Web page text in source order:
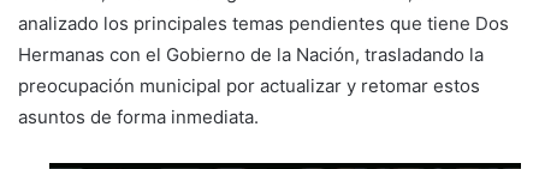
analizado los principales temas pendientes que tiene Dos
Hermanas con el Gobierno de la Nación, trasladando la
preocupación municipal por actualizar y retomar estos
asuntos de forma inmediata.